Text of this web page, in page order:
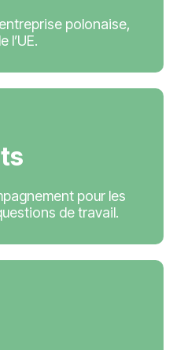
polonaise,
l’UE.
pour les
de travail.